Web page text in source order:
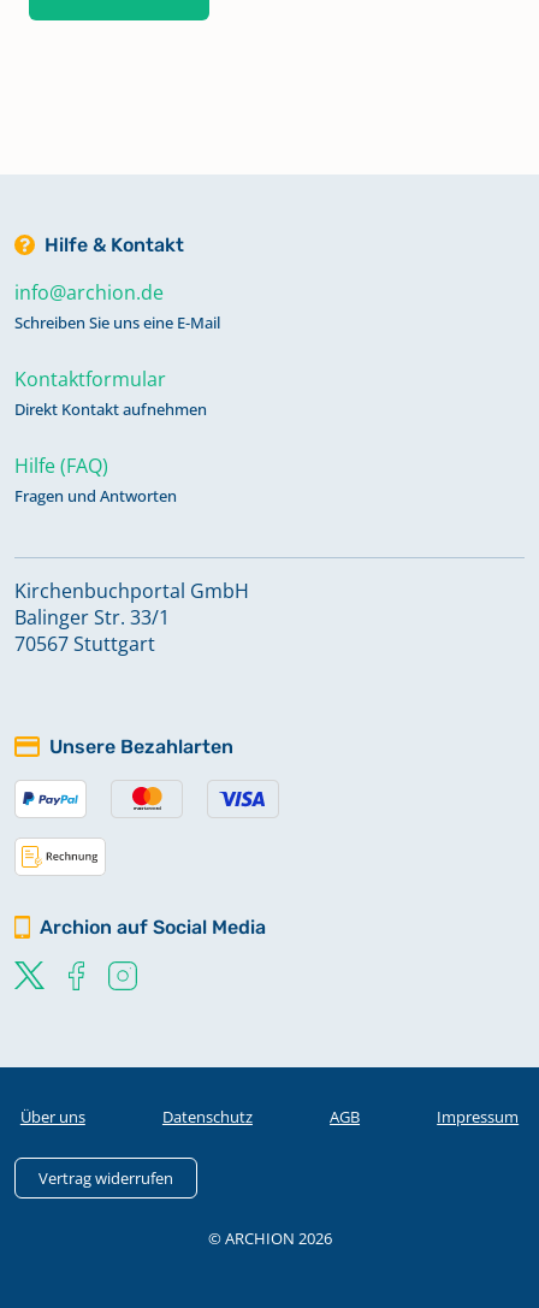
Hilfe & Kontakt
info@archion.de
Schreiben Sie uns eine E-Mail
Kontaktformular
Direkt Kontakt aufnehmen
Hilfe (FAQ)
Fragen und Antworten
Kirchenbuchportal GmbH
Balinger Str. 33/1
70567 Stuttgart
Unsere Bezahlarten
Archion auf Social Media
Über uns Datenschutz AGB Impressum
Vertrag widerrufen
© ARCHION 2026